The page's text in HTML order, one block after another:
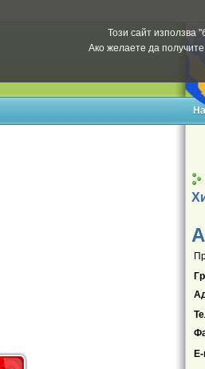
Този сайт използва
Ако желаете да